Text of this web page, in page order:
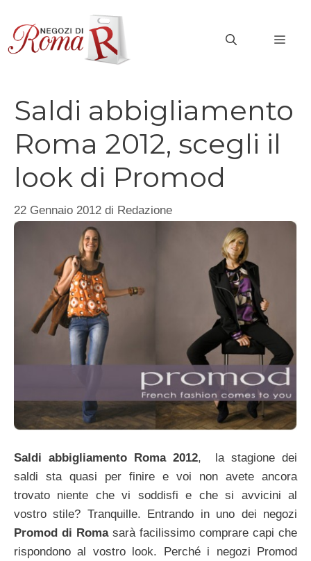
contenuto
Saldi abbigliamento
Roma 2012, scegli il
look di Promod
22 Gennaio 2012 di Redazione
Saldi abbigliamento Roma 2012, la stagione dei
saldi sta quasi per finire e voi non avete ancora
trovato niente che vi soddisfi e che si avvicini al
vostro stile? Tranquille. Entrando in uno dei negozi
Promod di Romasarà facilissimo comprare capi che
rispondono al vostro look. Perché i negozi Promod